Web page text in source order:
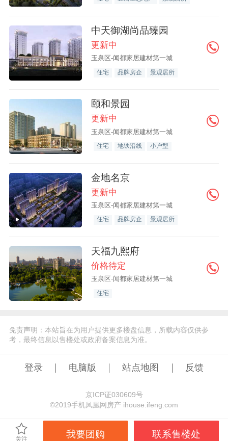
中天御湖尚品臻园
更新中
玉泉区-闻都家居建材第一城
住宅 品牌房企 景观居所
颐和景园
更新中
玉泉区-闻都家居建材第一城
住宅 地铁沿线 小户型
金地名京
更新中
玉泉区-闻都家居建材第一城
住宅 品牌房企 景观居所
天福九熙府
价格待定
玉泉区-闻都家居建材第一城
住宅
免责声明：本站旨在为用户提供更多楼盘信息，所载内容仅供参
考，最终信息以售楼处或政府备案信息为准。
登录 电脑版 站点地图 反馈
京ICP证030609号
©️2019手机凤凰网房产 ihouse.ifeng.com
关注 我要团购 联系售楼处